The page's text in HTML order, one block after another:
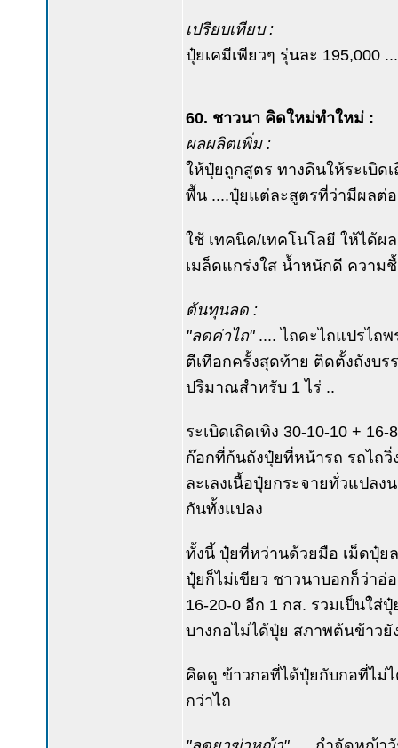
เปรียบเทียบ :
ปุ๋ยเคมีเพียวๆ รุ่นละ 195,000
60. ชาวนา คิดใหม่ทำใหม่ :
ผลผลิตเพิ่ม :
ให้ปุ๋ยถูกสูตร ทางดินให้ระเบิด
พื้น ....ปุ๋ยแต่ละสูตรที่ว่ามีผลต่
ใช้ เทคนิค/เทคโนโลยี ให้ได้
เมล็ดแกร่งใส น้ำหนักดี ความ
ต้นทุนลด :
"ลดค่าไถ" .... ไถดะไถแปรไถ
ตีเทือกครั้งสุดท้าย ติดตั้งถังบร
ปริมาณสำหรับ 1 ไร่ ..
ระเบิดเถิดเทิง 30-10-10 +
ก๊อกที่ก้นถังปุ๋ยที่หน้ารถ รถไถ
ละเลงเนื้อปุ๋ยกระจายทั่วแปล
กันทั้งแปลง
ทั้งนี้ ปุ๋ยที่หว่านด้วยมือ เม็ดปุ๋ย
ปุ๋ยก็ไม่เขียว ชาวนาบอกก็ว่าอ่
16-20-0 อีก 1 กส. รวมเป็นใส่
บางกอไม่ได้ปุ๋ย สภาพต้นข้าวยั
คิดดู ข้าวกอที่ได้ปุ๋ยกับกอที่ไม่
กว่าไถ